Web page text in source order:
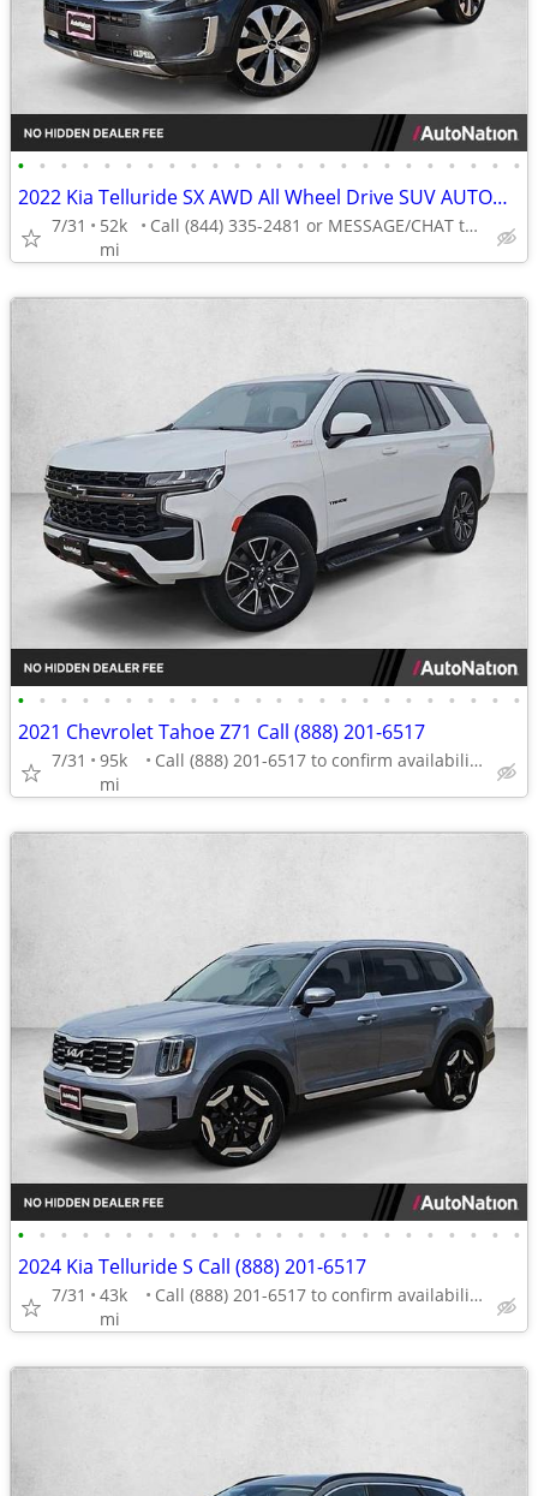
• • • • • • • • • • • • • • • • • • • • • • • •
2022 Kia Telluride SX AWD All Wheel Drive SUV AUTONATION
7/31
52k
mi
Call (844) 335-2481 or MESSAGE/CHAT to confirm availability
• • • • • • • • • • • • • • • • • • • • • • • •
2021 Chevrolet Tahoe Z71 Call (888) 201-6517
7/31
95k
mi
Call (888) 201-6517 to confirm availability - May 14th
• • • • • • • • • • • • • • • • • • • • • • • •
2024 Kia Telluride S Call (888) 201-6517
7/31
43k
mi
Call (888) 201-6517 to confirm availability - May 14th